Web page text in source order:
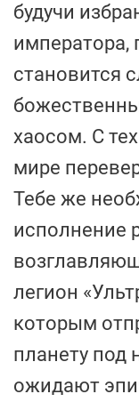
будучи
императора,
становится
хаосом. С
мире
Тебе же
исполнение
легион
которым
планету под
ожидают